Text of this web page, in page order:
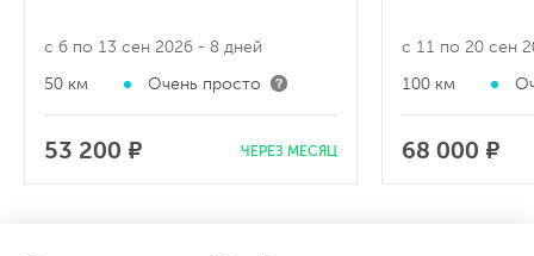
с 6 по 13 сен 2026 - 8 дней
50 км Очень просто
53 200 ₽ ЧЕРЕЗ МЕСЯЦ
с 11 по 20 сен
100 км
68 000 ₽